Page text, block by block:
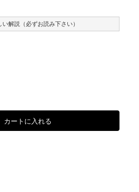
解説（必ずお読み下さい）
カートに入れる